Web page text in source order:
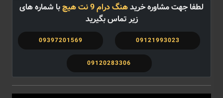
لطفا جهت مشاوره خریدهنگ درام 9 نت هیچ
با شماره های
زیر تماس بگیرید
09121993023
09397201569
09120283306